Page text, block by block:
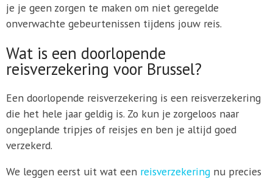
je je geen zorgen te maken om niet geregelde
onverwachte gebeurtenissen tijdens jouw reis.
Wat is een doorlopende
reisverzekering voor Brussel?
Een doorlopende reisverzekering is een reisverzekering
die het hele jaar geldig is. Zo kun je zorgeloos naar
ongeplande tripjes of reisjes en ben je altijd goed
verzekerd.
We leggen eerst uit wat een reisverzekeringnu precies